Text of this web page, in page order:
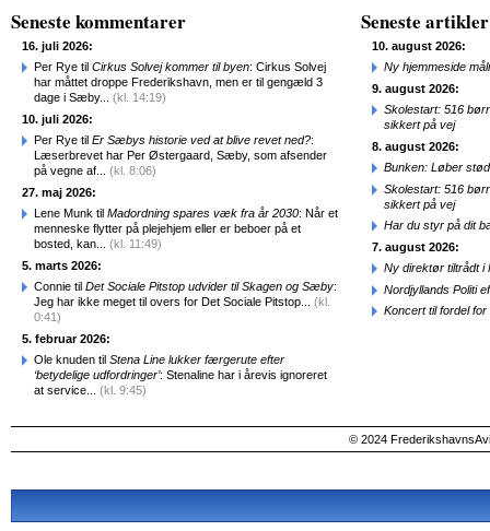
Seneste kommentarer
16. juli 2026:
Per Rye til Cirkus Solvej kommer til byen: Cirkus Solvej
har måttet droppe Frederikshavn, men er til gengæld 3
dage i Sæby... (kl. 14:19)
10. juli 2026:
Per Rye til Er Sæbys historie ved at blive revet ned?:
Læserbrevet har Per Østergaard, Sæby, som afsender
på vegne af... (kl. 8:06)
27. maj 2026:
Lene Munk til Madordning spares væk fra år 2030: Når et
menneske flytter på plejehjem eller er beboer på et
bosted, kan... (kl. 11:49)
5. marts 2026:
Connie til Det Sociale Pitstop udvider til Skagen og Sæby:
Jeg har ikke meget til overs for Det Sociale Pitstop... (kl.
0:41)
5. februar 2026:
Ole knuden til Stena Line lukker færgerute efter
‘betydelige udfordringer’: Stenaline har i årevis ignoreret
at service... (kl. 9:45)
Seneste artikler
10. august 2026:
Ny hjemmeside
9. august 2026:
Skolestart: 516
sikkert på vej
8. august 2026:
Bunken: Løber
Skolestart: 516
sikkert på vej
Har du styr på dit
7. august 2026:
Ny direktør tiltrådt i
Nordjyllands Politi
Koncert til fordel
© 2024